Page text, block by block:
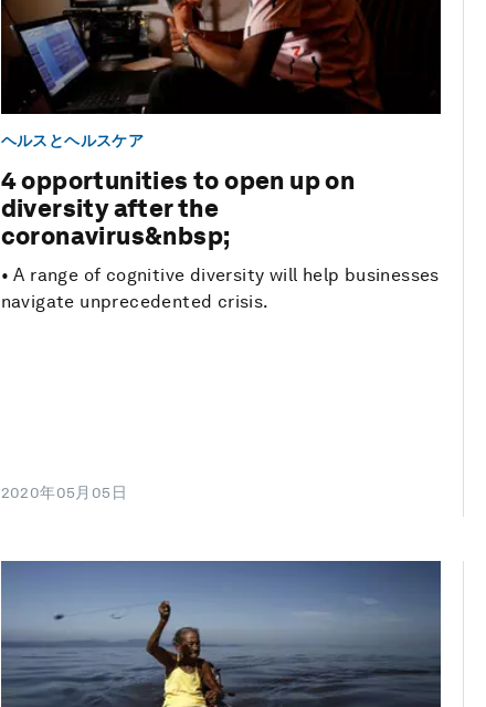
ヘルスとヘルスケア
4 opportunities to open up on
diversity after the
coronavirus&nbsp;
• A range of cognitive diversity will help businesses
navigate unprecedented crisis.
2020年05月05日